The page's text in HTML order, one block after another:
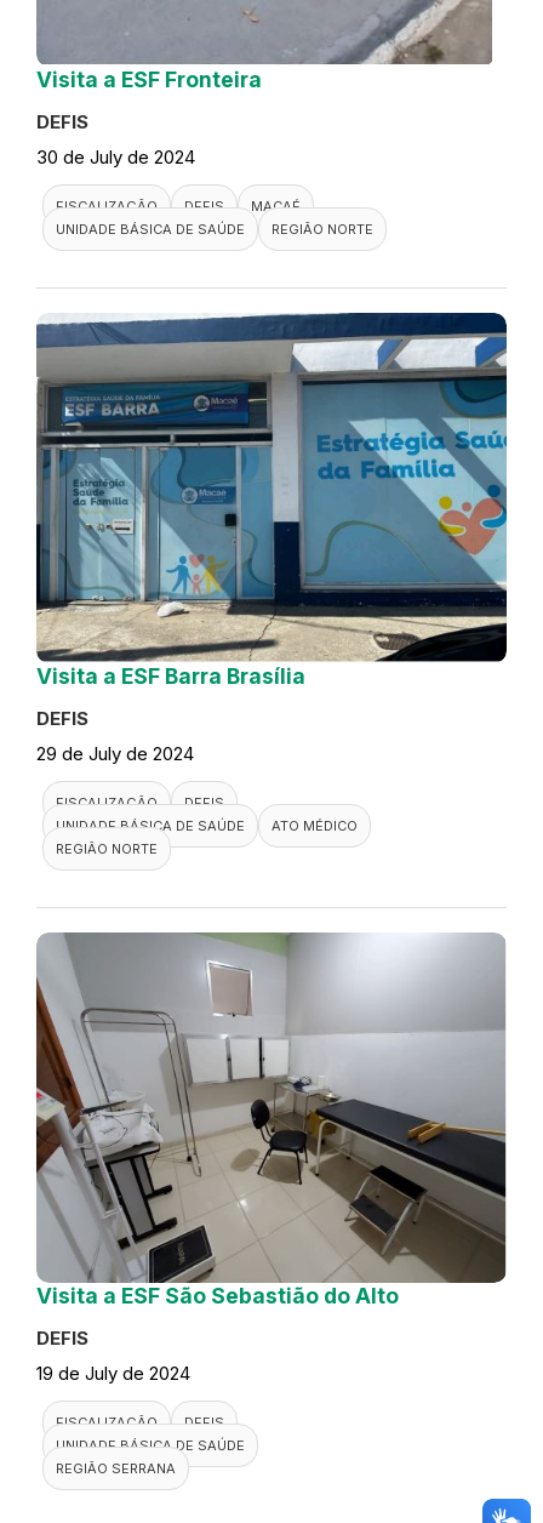
Visita a ESF Fronteira
DEFIS
30 de July de 2024
FISCALIZAÇÃO DEFIS
MACAÉ
UNIDADE BÁSICA DE SAÚDE
REGIÃO NORTE
Visita a ESF Barra Brasília
DEFIS
29 de July de 2024
FISCALIZAÇÃO
DEFIS
UNIDADE BÁSICA DE SAÚDE
ATO MÉDICO
REGIÃO NORTE
Visita a ESF São Sebastião do Alto
DEFIS
19 de July de 2024
FISCALIZAÇÃO
DEFIS
UNIDADE BÁSICA DE SAÚDE
REGIÃO SERRANA